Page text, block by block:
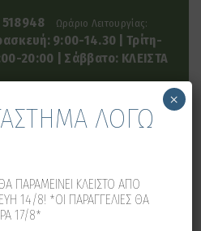
518948 Ωράριο Λειτουργίας:
9:00-14.30 | Τρίτη-
20:00 | Σάββατο: ΚΛΕΙΣΤΑ
ΛΟΓΩ
ΠΑΡΑΜΕΙΝΕΙ ΚΛΕΙΣΤΟ ΑΠΟ
14/8! *ΟΙ ΠΑΡΑΓΓΕΛΙΕΣ ΘΑ
17/8*
×